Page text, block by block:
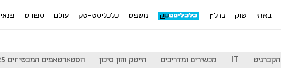
באזז שוק נדל"ן משפט כלכליסט-טק עולם ספורט פנאי
הקברניט IT מכשירים ומדריכים הייטק והון סיכון הסטארטאפים המבטיחים 25